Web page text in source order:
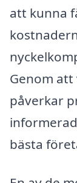
att kunna
Genom
påverkar
bästa